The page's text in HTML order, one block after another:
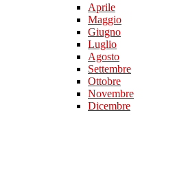
Aprile
Maggio
Giugno
Luglio
Agosto
Settembre
Ottobre
Novembre
Dicembre